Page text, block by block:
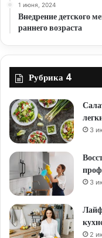
1 июня, 2024
Внедрение детского
раннего возраста
Рубрика 4
3
3
2